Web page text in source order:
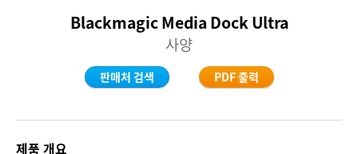
China
Denmark
Blackmagic Media Dock Ultra
사양
판매처 검색 PDF 출력
제품 개요